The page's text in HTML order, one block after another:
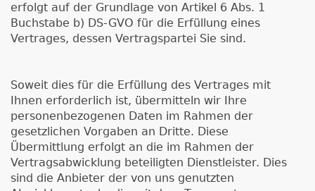
erfolgt auf der Grundlage von Artikel 6 Abs. 1
Buchstabe b) DS-GVO für die Erfüllung eines
Vertrages, dessen Vertragspartei Sie sind.
Soweit dies für die Erfüllung des Vertrages mit
Ihnen erforderlich ist, übermitteln wir Ihre
personenbezogenen Daten im Rahmen der
gesetzlichen Vorgaben an Dritte. Diese
Übermittlung erfolgt an die im Rahmen der
Vertragsabwicklung beteiligten Dienstleister. Dies
sind die Anbieter der von uns genutzten